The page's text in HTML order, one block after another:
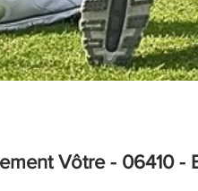
Vôtre - 06410 -